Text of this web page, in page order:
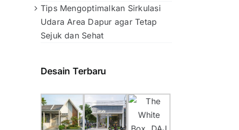
Tips Mengoptimalkan Sirkulasi
Udara Area Dapur agar Tetap
Sejuk dan Sehat
Desain Terbaru